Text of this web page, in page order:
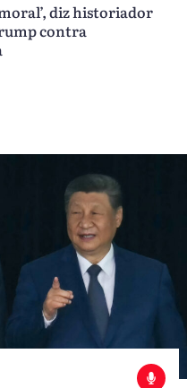
diz historiador
contra